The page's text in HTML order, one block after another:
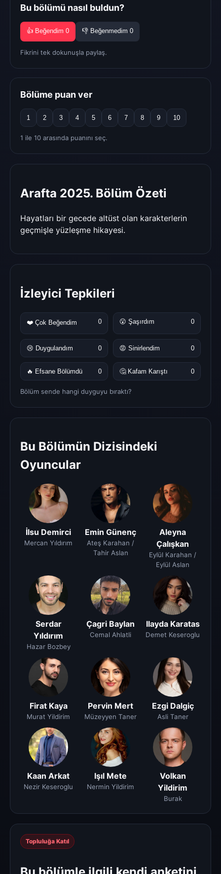
Bu bölümü nasıl buldun?
👍 Beğendim 0 👎 Beğenmedim 0
Fikrini tek dokunuşla paylaş.
Bölüme puan ver
1 2 3 4 5 6 7 8 9 10
1 ile 10 arasında puanını seç.
Arafta 2025. Bölüm Özeti
Hayatları bir gecede altüst olan karakterlerin
geçmişle yüzleşme hikayesi.
İzleyici Tepkileri
❤️ Çok Beğendim 0 😮 Şaşırdım 0
😢 Duygulandım 0 😡 Sinirlendim 0
🔥 Efsane Bölümdü 0 🤔 Kafam Karıştı 0
Bölüm sende hangi duyguyu bıraktı?
Bu Bölümün Dizisindeki
Oyuncular
İlsu Demirci
Mercan Yıldırım
Emin Günenç
Ateş Karahan /
Tahir Aslan
Aleyna
Çalışkan
Eylül Karahan /
Eylül Aslan
Serdar
Yıldırım
Hazar Bozbey
Çagri Baylan
Cemal Ahlatli
Ilayda Karatas
Demet Keseroglu
Firat Kaya
Murat Yildirim
Pervin Mert
Müzeyyen Taner
Ezgi Dalgiç
Asli Taner
Kaan Arkat
Nezir Keseroglu
Işıl Mete
Nermin Yildirim
Volkan
Yildirim
Burak
Topluluğa Katıl